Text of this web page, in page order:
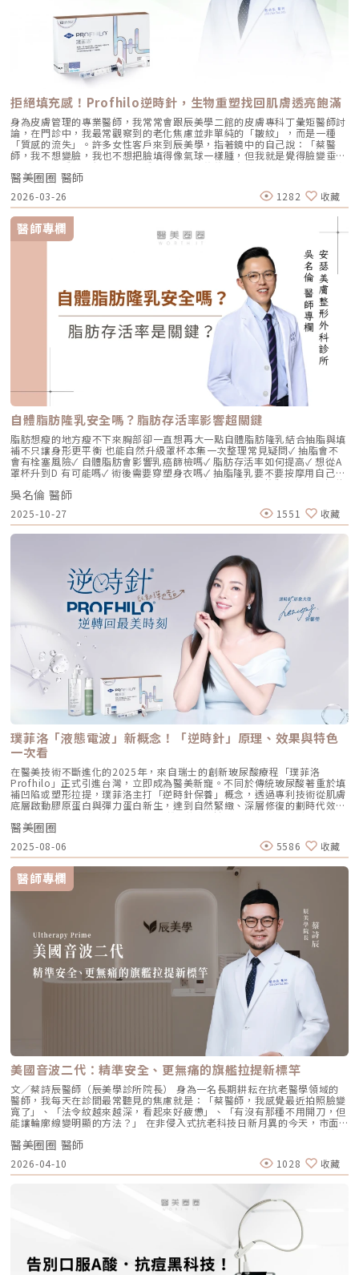
拒絕填充感！Profhilo逆時針，生物重塑找回肌膚透亮飽滿
身為皮膚管理的專業醫師，我常常會跟辰美學二館的皮膚專科丁彙矩醫師討
論，在門診中，我最常觀察到的老化焦慮並非單純的「皺紋」，而是一種
「質感的流失」。許多女性客戶來到辰美學，指著鏡中的自己說：「蔡醫
師，我不想變臉，我也不想把臉填得像氣球一樣腫，但我就是覺得臉變垂
了、乾了，看起來很累。」這種「累感」，往往來自於肌膚真皮層結構的崩
解。過去我們習慣用玻尿酸去「填補」凹陷，或是用電音波去「緊緻」皮
表，但在這兩者之間，其實存在著一個關鍵的空白區：生物重塑（Bio-
Remodeling）。這就是為什麼我對 Profhilo 逆時針（俗稱：璞菲洛）情
有獨鍾的原因。一、 重新定義抗老：為什麼妳需要的是「重塑」而非「填
充」？在深入了解 Profhilo逆時針 之前，我們必須先釐清肌膚老化的本
質。肌膚的年輕度由真皮層的三大支柱決定：水份、膠原蛋白
（Collagen）以及彈力蛋白（Elastin）。多數人對膠原蛋白耳熟能詳，它
就像建築物的「鋼筋水泥」，負責撐起皮膚的厚度與體積；然而，讓肌膚在
做表情後能迅速回彈、維持組織張力的關鍵，其實是彈力蛋白。彈力蛋白就
像支撐鋼筋的「橡皮筋」，不幸的是，人體在青春期過後，彈力蛋白的合成
速度就會大幅下降。當彈力蛋白流失，肌膚就會像失去彈性的鬆緊帶，出現
細紋、毛孔粗大、甚至是難以處理的「鬆弛型下垂」。傳統玻尿酸屬於「填
充型」，主要目的是增加體積（Volumizing），如果過度施打，容易造成
面部僵硬或「醫美臉」。而 Profhilo 逆時針的誕生，是為了從細胞底層進
行「修復與重塑」，讓皮膚自己找回年輕時的彈性。二、 Profhilo 逆時針
的科學核心：NAHYCO™ 專利技術Profhilo逆時針來自瑞士著名的 IBSA 製
藥集團。身為專業醫師，我非常看重產品的「純淨度」與「穩定性」。
Profhilo 之所以能在國際醫美界佔有一席之地，在於其革命性的
NAHYCO™ 專利熱融合技術。1. 醫學界的「純淨」突破：無化學交聯劑一
般玻尿酸為了維持在體內的時間，必須添加化學交聯劑（如 BDDE）。雖然
這在合法範圍內是安全的，但對於過敏體質或追求極致天然的客戶來說，仍
存在延遲性發炎的風險。Profhilo逆時針 透過精確的加熱與降溫製程，讓
高分子與低分子玻尿酸產生自然的氫鍵鍵結，完全不含 BDDE。這意味著它
具備極高的「生物相容性」，注射後能與人體組織完美融合。2. 高低分子玻
尿酸的「黃金比例」Profhilo 含有目前市面上極高濃度的玻尿酸
（64mg/2ml），它結合了： 高分子量玻尿酸（H-HA）：提供穩定的物理
支撐與深層鎖水，改善鬆弛。 低分子量玻尿酸（L-HA）：作為傳遞信號的
分子，直接活化真皮層內的纖維母細胞，誘導膠原蛋白與彈力蛋白新生。這
種「1+1 > 2」的協同作用，讓 Profhilo 在進入皮膚後，能像液態電波一
樣迅速擴散，全面性地改善膚質。三、 3 種細胞與 5 種蛋白：解開「液態
電波」的逆齡關鍵在辰美學的診間，我常跟客戶解釋，Profhilo 就像是為
肌膚施加了一種「啟動指令」。它不僅僅是補水，而是啟動了「3+5 逆齡機
制」： 活化 3 種關鍵細胞： 纖維母細胞：這是皮膚的「膠原工廠」。 角質
胞：幫助恢復皮下組織的飽滿感，減緩隨著年齡增長的皮下萎縮。 啟動 5
種關鍵結構蛋白：包括 I 型、III 型、IV 型、VII 型膠原蛋白以及最關鍵的彈
力蛋白。這種全方位的重塑效果，能讓下顎線變清晰，讓細紋從底層淡化。
這就是為什麼它被暱稱為「液態電波」。電波是靠「熱能」刺激新生，而
Profhilo 是靠「生物分子信號」啟動新生。對於皮膚薄、怕痛或不適合高
能量儀器的客戶來說，這是一個非常理想的選擇。四、 蔡醫師的精準美
學：BAP 五點拉提點位解析施打 Profhilo 是一門藝術。我們採用國際標準
的 BAP（Bio Aesthetic Points）五點拉提打法，這五個點是避開重要血
管、精準對準臉部支撐結構的黃金位置： [1] 顴骨高點： 位於顴骨最突出的
地方，需離眼睛外側至少 2 公分。能像掛鉤一樣，為中臉提供向上向外的支
撐力。 [2] 鼻翼與瞳孔垂直線交界： 在鼻翼與耳廓之間畫出水平線，再從瞳
孔中線畫垂直線，兩線交交叉處作為注射點。能有效改善法令紋，飽滿面中
部。 [3] 耳廓下前緣： 位於耳廓下緣的前方約 1 公分處。是收緊臉部外側
輪廓、強化下頷線條的關鍵。 [4] 下頷嘴角交界： 在下巴中軸線的三分之一
處畫垂直線，再向唇角方向移動 1.5 公分。可以修飾木偶紋，改善嘴角下
垂。 [5] 下顎角前緣： 位於下顎角前側約 1 公分處。幫助拉緊腮幫子多餘
的鬆弛組織，讓下顎線條清晰。五、 哪些部位最適合 Profhilo 逆時針？
Profhilo 逆時針之所以能成為抗老界的寵兒，不僅是因為它的成分純淨，
更因為它解決了傳統醫美難以觸及的「盲區」。它不靠體積填充，而是透過
「液態拉皮」的概念，從根本提升肌膚彈性。以下四個部位是我在臨床運用
中最推薦的：1. 臉部液態拉皮：BAP 五點精準誘導這是 Profhilo 的核心應
用。與傳統玻尿酸增加臉部「厚重感」或「體積支撐」的邏輯完全不同，
Profhilo 本質上是液態拉皮。我們採用國際標準的 BAP（Bio Aesthetic
Points）五點注射法，這五個點是避開重要血管、精準將玻尿酸導入真皮層
的黃金位置： 顴骨高點：啟動中臉肌膚的生物重塑，優化張力。 鼻翼瞳孔
交界：透過提升肌膚彈力，自然弱化法令紋的視覺感。 耳廓下前緣：強化
臉部外側緊緻度，讓輪廓不再鬆垮。 下頷嘴角交界：改善嘴角周圍的鬆
弛，恢復皮膚原有的拉力。 下顎角前緣：誘導彈力蛋白新生，收緊下頷邊
緣的曲線。這五個點位並非用來「填充凹陷」，而是作為信號啟動點，讓玻
尿酸在皮下如水幕般擴散，誘導彈力蛋白大量新生，像是在皮下植入了一層
隱形的「彈力網」，讓下顎線與中臉自然回歸緊緻狀態。2. 火雞頸與橫向頸
紋：修復彈力纖維的救星頸部皮膚極薄，且缺乏支撐結構，老化多半是因為
彈力纖維斷裂。傳統填充型玻尿酸因為有化學交聯，施打後容易因重力或皮
膚過薄而產生凸起（毛毛蟲現象）。Profhilo 具備極佳的流動性，能均勻
滲透進頸部真皮層，不是填平皺紋，而是從底層重塑頸部肌膚的厚度與張
力，是目前改善頸部質感的首選。3. 手背（雞爪手）：重建真皮層的緊實度
雙手最容易因彈力蛋白流失而顯得乾癟、血管明顯。Profhilo 透過「非填
充」的方式，啟動手背肌膚的自我修復機制。它不僅是補水，更是透過生物
重塑增加組織的彈性與結構感，讓手背肌膚恢復細緻平滑，找回如少女般優
雅的肌膚張力。4. 口周細紋：自然軟化而不僵硬對於愛笑或年長客戶常見的
唇周紋，若使用傳統填充物，常會因為增加了體積而讓表情變得僵硬。
Profhilo 透過液態拉皮的原理，在不改變五官比例的前提下，誘導唇周肌
膚新生彈力蛋白，從底層「軟化」細小紋路，讓整個人看起來更加柔和、自
然。六、 蔡醫師的診間建議：如何規劃妳的「逆時針」計畫？在辰美學，
我們追求的是「長效且細膩」的美，而非瞬間的煙火式改變。針對初次接觸
Profhilo 逆時針 的客戶，我通常會建議以「週期性重塑」的方式來規劃妳
的專屬美學地圖：1. 基礎療程：建議至少進行 2 至 3 次為了達到最佳的彈
力蛋白新生與肌底環境優化，單次施打僅是啟動信號，完整的重塑需要時間
堆疊： 啟動期（第 1 次與第 2 次）： 建議間隔 1 個月施打。這兩次密集的
治療能確保高濃度玻尿酸在真皮層內建立穩固的擴散網絡，全面活化纖維母
細胞。 強化期（第 2 次與第 3 次）： 建議間隔3到6個月進行第三次施打。
這是一個關鍵的鞏固點，能延續細胞的再生信號，讓拉皮效果更具層次感。
維持期： 經過這 3 次完整的週期療程後，肌膚的緊緻度與細緻質感通常可
以維持九個月左右的時間。2.術後照護：輕盈無負擔的修復由於 Profhilo
是極高純度的玻尿酸且不含化學交聯劑，術後反應極輕。只需在 24 小時內
避免劇烈運動與高溫環境（如溫泉、蒸氣室、高溫瑜伽），其餘日常生活、
上妝均不受影響，非常適合行程滿檔的都會女性。結語：美，是找回妳原本
的自然光采抗老不應該是「加法」，而是「還原」。Profhilo 逆時針的哲
學與辰美學的理念不謀而合：我們不希望客戶變得不像自己，我們希望妳在
未來的日子裡，依然保有那份緊緻、透亮的彈力美感。妳不需要厚重的粉底
來遮蓋疲態，因為最美的底妝，就是妳健康的真皮層。如果妳也想體驗這種
「由內而外」的重塑感，歡迎來到辰美學，讓我們為妳量身定制專屬的逆齡
處方箋。「詳細內容請詳見辰美學官網」
醫美圈圈 醫師
2026-03-26 1282 收藏
醫師專欄
自體脂肪隆乳安全嗎？脂肪存活率影響超關鍵
脂肪想瘦的地方瘦不下來胸部卻一直想再大一點自體脂肪隆乳結合抽脂與填
補不只讓身形更平衡 也能自然升級罩杯本集一次整理常見疑問✓ 抽脂會不
會有栓塞風險✓ 自體脂肪會影響乳癌篩檢嗎✓ 脂肪存活率如何提高✓ 想從A
罩杯升到D 有可能嗎✓ 術後需要穿塑身衣嗎✓ 抽脂隆乳要不要按摩用自己的
脂肪 打造柔軟真實的胸型適合誰 怎麼做 最有效將給妳完整觀念與安心評估
依據重點摘要：0:00 #她說他說0:40 #自體脂肪隆乳v.s.#假體隆乳 想要哪
一樣？1:02 關於手術安全性 #自體隆乳2:12 不同的抽脂方式 #脂肪存活率
會一樣嗎？3:16 關於抽脂安全 #脂肪栓塞問題 ？4:09 關於手術安全性 #矽
膠隆乳相關影片：• 罩杯升級前必看，自體脂肪豐胸解析！ EP20• 男生
女乳好尷尬，胸部困擾的隱藏原因你有嗎？ EP24• 抽就對了？抽脂局部雕
@aclinichttps://lin.ee/zGPja49▼詢問整形大小事https://answer-
clinic.com/▼詢問皮膚大小事https://answer-skin.com/▼詢問變美大小
事https://answer-skincare.com/安瑟美膚整形外科診所
FBhttps://www.facebook.com/AnswerClinic安瑟美膚整形外科診所
IGhttps://www.instagram.com/aclinic.group/吳名倫醫師：Dr.Allen 整
形醫美體塑學苑https://www.facebook.com/drallenbody吳名倫醫師
IGhttps://www.instagram.com/psdr_allen/安瑟美膚整形外科診所地
址：臺北市大安區安和路一段113號2樓之1電話：（02）7709-9398
吳名倫 醫師
2025-10-27 1551 收藏
璞菲洛「液態電波」新概念！「逆時針」原理、效果與特色
一次看
在醫美技術不斷進化的2025年，來自瑞士的創新玻尿酸療程「璞菲洛
Profhilo」正式引進台灣，立即成為醫美新寵。不同於傳統玻尿酸著重於填
補凹陷或塑形拉提，璞菲洛主打「逆時針保養」概念，透過專利技術從肌膚
底層啟動膠原蛋白與彈力蛋白新生，達到自然緊緻、深層修復的劃時代效
果。 Profhilo更邀請郭台銘夫人曾馨瑩擔任形象大使，迅速成為市場焦
點。我們將帶你全面認識這項創新療程，從作用原理、五大特色到適合對象
與常見問題，一次搞懂「逆時針玻尿酸」的魅力！ 璞菲洛Profhilo是什
麼？ 璞菲洛是一項注射型玻尿酸產品，由瑞士IBSA研發，正式名稱為「高
低分子玻尿酸皮下植入劑」，在台灣獲得衛福部核准，俗稱為「逆時針」。
與傳統玻尿酸不同，璞菲洛不以填補凹陷為目的，而是透過生物重塑（bio-
remodeling）方式，喚醒肌膚自身的修復機能，促進膠原蛋白和彈力蛋白
的生成，達到自然緊緻與改善膚質的效果。璞菲洛Profhilo的五大特色璞菲
洛之所以能引發醫美界關注，主要在於它與傳統玻尿酸有著本質上的不同，
透過獨特技術從根本上改善肌膚狀態。以下是璞菲洛最突出的五大特色：1.
獨特「生物重塑」機制：啟動膠原與彈力蛋白再生璞菲洛的核心技術採用專
利高、低分子量玻尿酸複合配方，在不添加交聯劑的情況下，能刺激皮膚深
層的纖維母細胞、角質細胞和脂肪細胞，促使膠原蛋白和彈力蛋白大量新
生，從源頭改善肌膚鬆弛與老化問題。2. 全面改善膚況：不只填補，更提升
整體膚質有別於傳統玻尿酸的局部填充，璞菲洛注射後會均勻擴散至皮膚的
真皮層與皮下組織。這使得它能全面性地改善肌膚，包括： 提升肌膚緊實
度與彈性 深層補水、改善乾燥與粗糙 減少細紋、改善膚色不均3. 自然柔和
的效果：告別「饅化臉」璞菲洛的質地較輕盈、流動性高，主要作用提升肌
膚本身的飽滿度與光澤，而不是增加額外體積。因此，能帶來自然、柔和的
改善效果，避免了傳統填充劑可能導致的僵硬或「饅化」現象，讓你看起來
就像是膚況變好了，而不是動了手腳。4. 獨創 BAP 五點注射技術：療程更
舒適、更快速採用獨家的 BAP (Bio Aesthetic Points) 五點注射技術。醫師
只需在臉部兩側各選擇五個精準的生物美學點進行注射，就能讓玻尿酸均勻
擴散至全臉。這大大減少了注射的針數和疼痛感，也降低了術後瘀青和腫脹
的機率，讓療程更加舒適、快速。5. 高濃度、不含交聯劑：安全性高、低發
炎風險以高濃度玻尿酸為主要成分，且製程中不使用任何化學交聯劑，能有
效降低注射後的發炎反應與過敏風險。同時，也經過多項國際認證，確保了
產品的純淨與安全性。逆時針（Profhilo） vs. 傳統玻尿酸比較 療程名稱
逆時針 (Profhilo) 傳統玻尿酸填充劑 主要功能 「生物重塑」(Bio-
remodeling)， 刺激膠原蛋白和彈力蛋白再生，從根本改善膚質 「填充」
和「支撐」， 用於填補凹陷、雕塑輪廓 成分組成 專利技術結合高低分子玻
尿酸， 64mg/2ml 高濃度，無交聯劑 玻尿酸會添加交聯劑，以增加黏度和
支撐力， 能維持體積不被快速分解 作用機制 注射後會均勻擴散至皮膚深
視個人體質、代謝與保養習慣而異） 約6～18個月 （因品牌、分子大小及
個人體質而異） 值得一提的是，它不像音波拉提需要靠機器操作、產生熱
醫美圈圈
2025-08-06 5586 收藏
醫師專欄
美國音波二代：精準安全、更無痛的旗艦拉提新標竿
文／蔡詩辰醫師（辰美學診所院長） 身為一名長期耕耘在抗老醫學領域的
醫師，我每天在診間最常聽見的焦慮就是：「蔡醫師，我感覺最近拍照臉變
寬了」、「法令紋越來越深，看起來好疲憊」、「有沒有那種不用開刀，但
能讓輪廓線變明顯的方法？」 在非侵入式抗老科技日新月異的今天，市面
上的音波儀器琳瑯滿目。但每當病患詢問我最信任哪一台儀器時，我的首選
始終是 Ultherapy 美國音波。而在 2026 年的現在，隨著 Ultherapy
Prime（美音二代） 的問世，醫美界正式進入了「精準醫療」的新紀元。這
篇文章，我將以專業醫師的角度，深度拆解為什麼美音二代會成為我臨床治
療的核心，以及它如何重新定義抗老的黃金標準。一、 為什麼「看得到」
跟病患分享一個觀念：音波拉提不是「能量越強越好」，而是「能量要打在
對的地方」。每個人的皮膚厚度、皮下脂肪分布、筋膜層（SMAS）的深
度，甚至是神經血管的走勢都完全不同。即便是在同一個人的臉上，左側與
右側的組織密度也存在差異。傳統的音波療程多半屬於「盲打」，醫師只能
憑藉經驗去推測深度，這就像是在迷霧中航行，風險與不穩定性自然較高。
1.1 精準醫療的「透視眼」最新的Ultherapy Prime 美國音波二代搭載了升
級版 DeepSEE® 即時影像技術。在施打的每一條能量時，我都能透過 2X 高
醫美圈圈 醫師
2026-04-10 1028 收藏